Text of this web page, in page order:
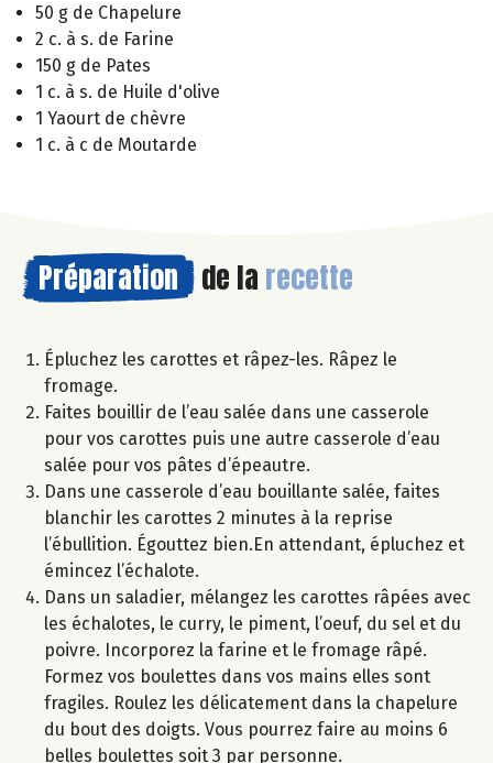
50 g de Chapelure
2 c. à s. de Farine
150 g de Pates
1 c. à s. de Huile d'olive
1 Yaourt de chèvre
1 c. à c de Moutarde
Préparation de la recette
Épluchez les carottes et râpez-les. Râpez le
fromage.
Faites bouillir de l’eau salée dans une casserole
pour vos carottes puis une autre casserole d’eau
salée pour vos pâtes d’épeautre.
Dans une casserole d’eau bouillante salée, faites
blanchir les carottes 2 minutes à la reprise
l’ébullition. Égouttez bien.En attendant, épluchez et
émincez l’échalote.
Dans un saladier, mélangez les carottes râpées avec
les échalotes, le curry, le piment, l’oeuf, du sel et du
poivre. Incorporez la farine et le fromage râpé.
Formez vos boulettes dans vos mains elles sont
fragiles. Roulez les délicatement dans la chapelure
du bout des doigts. Vous pourrez faire au moins 6
belles boulettes soit 3 par personne.